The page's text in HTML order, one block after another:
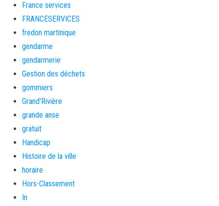
France services
FRANCESERVICES
fredon martinique
gendarme
gendarmerie
Gestion des déchets
gommiers
Grand'Rivière
grande anse
gratuit
Handicap
Histoire de la ville
horaire
Hors-Classement
In